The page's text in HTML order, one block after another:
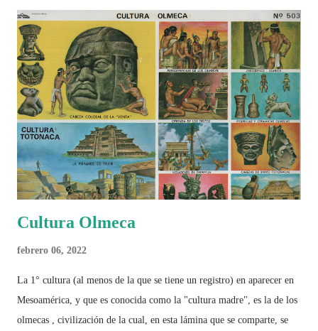
Cultura Olmeca
febrero 06, 2022
La 1° cultura (al menos de la que se tiene un registro) en aparecer en
Mesoamérica, y que es conocida como la "cultura madre", es la de los
olmecas , civilización de la cual, en esta lámina que se comparte, se